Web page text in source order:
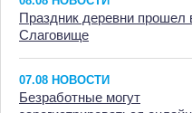
Праздник деревни прошел
Слаговище
07.08 НОВОСТИ
Безработные могут